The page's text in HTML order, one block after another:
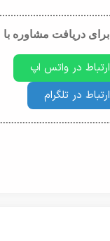
برای دریافت مشاوره با
ارتباط در واتس اپ
ارتباط در تلگرام